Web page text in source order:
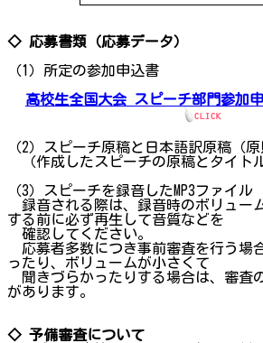
◇ 応募書類（応募データ）
（1）所定の参加申込書
高校生全国大会 スピーチ部門参加
（2）スピーチ原稿と日本語訳原稿（原
（作成したスピーチの原稿とタイト
（3）スピーチを録音したMP3ファイル
録音される際は、録音時のボリュー
する前に必ず再生して音質などを
確認してください。
応募者多数につき事前審査を行う場
ったり、ボリュームが小さくて
聞きづらかったりする場合は、審査
があります。
◇ 予備審査について